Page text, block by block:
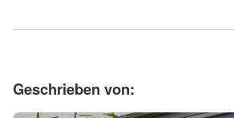
Geschrieben von: